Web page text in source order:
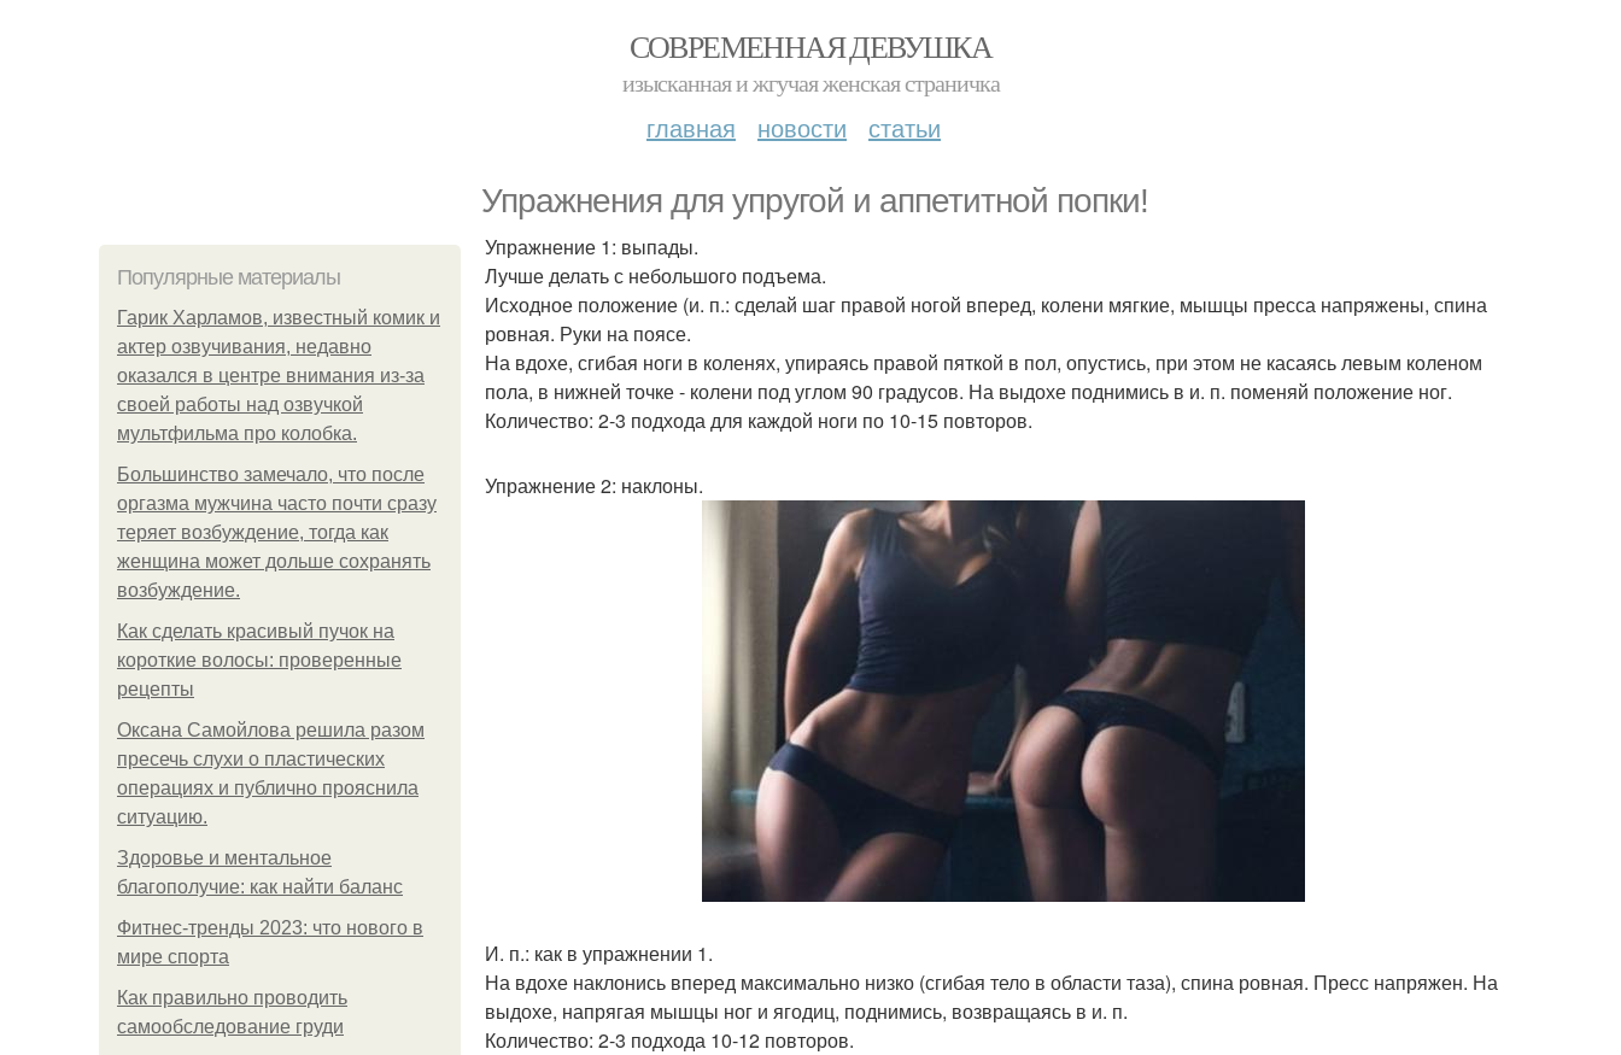
СОВРЕМЕННАЯ ДЕВУШКА
изысканная и жгучая женская страничка
главная новости статьи
Упражнения для упругой и аппетитной попки!
Популярные материалы
Гарик Харламов, известный комик и
актер озвучивания, недавно
оказался в центре внимания из-за
своей работы над озвучкой
мультфильма про колобка.
Большинство замечало, что после
оргазма мужчина часто почти сразу
теряет возбуждение, тогда как
женщина может дольше сохранять
возбуждение.
Как сделать красивый пучок на
короткие волосы: проверенные
рецепты
Оксана Самойлова решила разом
пресечь слухи о пластических
операциях и публично прояснила
ситуацию.
Здоровье и ментальное
благополучие: как найти баланс
Фитнес-тренды 2023: что нового в
мире спорта
Как правильно проводить
самообследование груди
Упражнение 1: выпады.
Лучше делать с небольшого подъема.
Исходное положение (и. п.: сделай шаг правой ногой вперед, колени мягкие, мышцы пресса напряжены, спина
ровная. Руки на поясе.
На вдохе, сгибая ноги в коленях, упираясь правой пяткой в пол, опустись, при этом не касаясь левым коленом
пола, в нижней точке - колени под углом 90 градусов. На выдохе поднимись в и. п. поменяй положение ног.
Количество: 2-3 подхода для каждой ноги по 10-15 повторов.
Упражнение 2: наклоны.
И. п.: как в упражнении 1.
На вдохе наклонись вперед максимально низко (сгибая тело в области таза), спина ровная. Пресс напряжен. На
выдохе, напрягая мышцы ног и ягодиц, поднимись, возвращаясь в и. п.
Количество: 2-3 подхода 10-12 повторов.